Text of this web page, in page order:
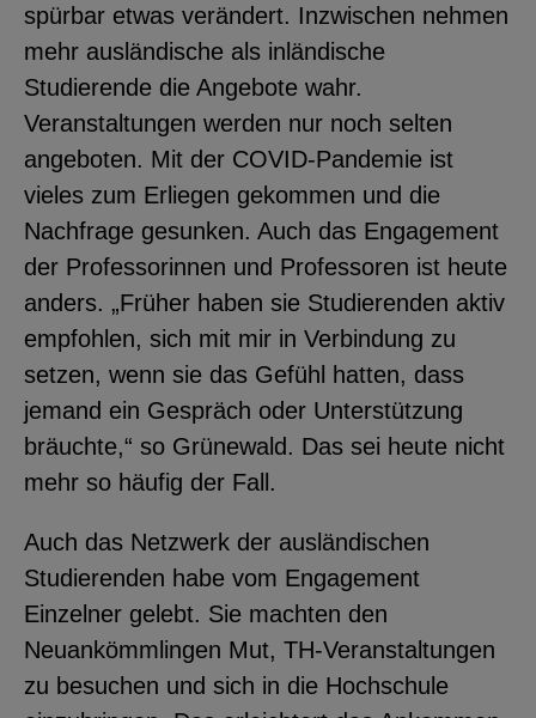
spürbar etwas verändert. Inzwischen nehmen
mehr ausländische als inländische
Studierende die Angebote wahr.
Veranstaltungen werden nur noch selten
angeboten. Mit der COVID-Pandemie ist
vieles zum Erliegen gekommen und die
Nachfrage gesunken. Auch das Engagement
der Professorinnen und Professoren ist heute
anders. „Früher haben sie Studierenden aktiv
empfohlen, sich mit mir in Verbindung zu
setzen, wenn sie das Gefühl hatten, dass
jemand ein Gespräch oder Unterstützung
bräuchte,“ so Grünewald. Das sei heute nicht
mehr so häufig der Fall.
Auch das Netzwerk der ausländischen
Studierenden habe vom Engagement
Einzelner gelebt. Sie machten den
Neuankömmlingen Mut, TH-Veranstaltungen
zu besuchen und sich in die Hochschule